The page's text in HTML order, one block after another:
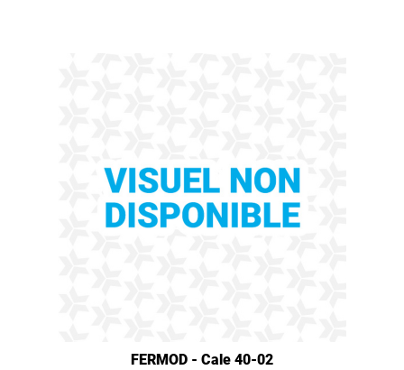
FERMOD - Cale 40-02